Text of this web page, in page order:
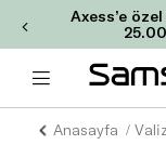
Axess’e
Anasayfa